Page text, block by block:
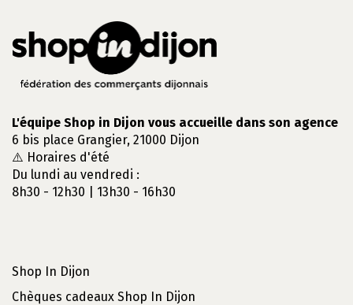
L'équipe Shop in Dijon vous accueille dans son agence
6 bis place Grangier, 21000 Dijon
⚠️ Horaires d'été
Du lundi au vendredi :
8h30 - 12h30 | 13h30 - 16h30
Shop In Dijon
Chèques cadeaux Shop In Dijon